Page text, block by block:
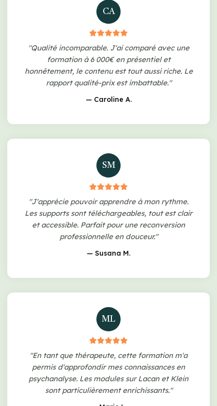
CA
"Qualité incomparable. J'ai comparé avec une
formation à 6 000€ en présentiel et
honnêtement, le contenu est tout aussi riche. Le
rapport qualité-prix est imbattable."
— Caroline A.
SM
"J'apprécie pouvoir apprendre à mon rythme.
Les supports sont téléchargeables, tout est clair
et accessible. Parfait pour une reconversion
professionnelle en douceur."
— Susana M.
ML
"En tant que thérapeute, cette formation m'a
permis d'approfondir mes connaissances en
psychanalyse. Les modules sur Lacan et Klein
sont particulièrement enrichissants."